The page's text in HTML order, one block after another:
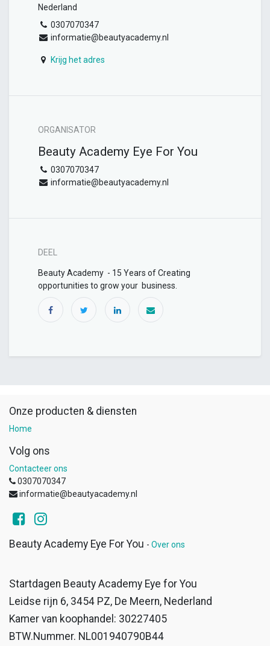
Nederland
0307070347
informatie@beautyacademy.nl
Krijg het adres
ORGANISATOR
Beauty Academy Eye For You
0307070347
informatie@beautyacademy.nl
DEEL
Beauty Academy - 15 Years of Creating
opportunities to grow your business.
Onze producten & diensten
Home
Volg ons
Contacteer ons
0307070347
informatie@beautyacademy.nl
Beauty Academy Eye For You - Over ons
Startdagen Beauty Academy Eye for You
Leidse rijn 6, 3454 PZ, De Meern, Nederland
Kamer van koophandel: 30227405
BTW.Nummer. NL001940790B44